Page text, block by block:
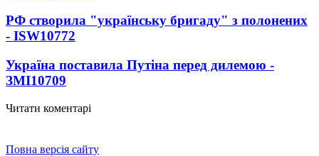
РФ створила "українську бригаду" з полонених
- ISW10772
Україна поставила Путіна перед дилемою -
ЗМІ10709
Читати коментарі
Повна версія сайту